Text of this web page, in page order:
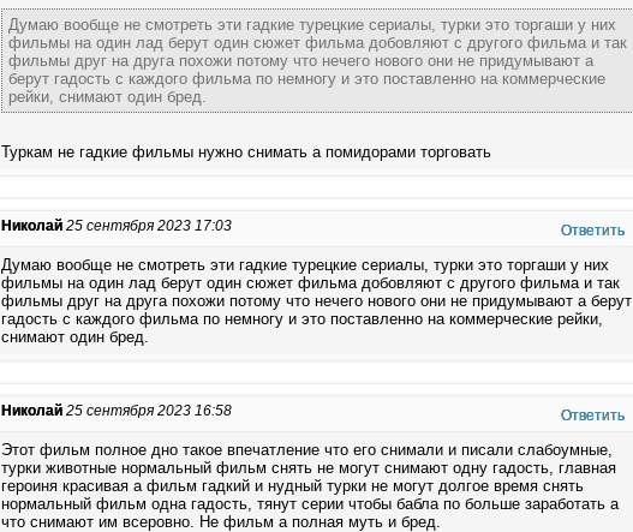
Думаю вообще не смотреть эти гадкие турецкие сериалы, турки это торгаши у них
фильмы на один лад берут один сюжет фильма добовляют с другого фильма и так
фильмы друг на друга похожи потому что нечего нового они не придумывают а
берут гадость с каждого фильма по немногу и это поставленно на коммерческие
рейки, снимают один бред.
Туркам не гадкие фильмы нужно снимать а помидорами торговать
Николай 25 сентября 2023 17:03 Ответить
Думаю вообще не смотреть эти гадкие турецкие сериалы, турки это торгаши у них
фильмы на один лад берут один сюжет фильма добовляют с другого фильма и так
фильмы друг на друга похожи потому что нечего нового они не придумывают а берут
гадость с каждого фильма по немногу и это поставленно на коммерческие рейки,
снимают один бред.
Николай 25 сентября 2023 16:58 Ответить
Этот фильм полное дно такое впечатление что его снимали и писали слабоумные,
турки животные нормальный фильм снять не могут снимают одну гадость, главная
героиня красивая а фильм гадкий и нудный турки не могут долгое время снять
нормальный фильм одна гадость, тянут серии чтобы бабла по больше заработать а
что снимают им всеровно. Не фильм а полная муть и бред.